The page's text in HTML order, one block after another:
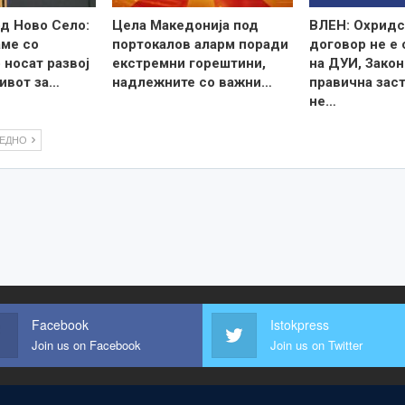
Ново Село:
со
развој
за…
Цела Македонија под
портокалов аларм поради
екстремни горештини,
надлежните со важни…
ВЛЕН:
договор не е
на ДУИ,
правична
не…
Facebook
Join us on Facebook
Istokpress
Join us on Twitter